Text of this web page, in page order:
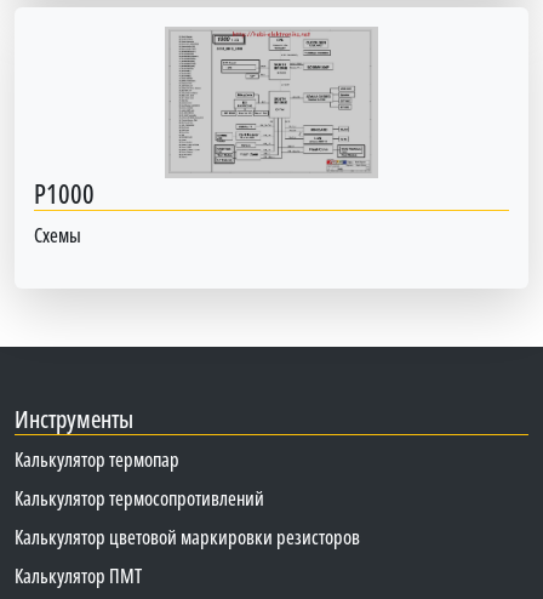
P1000
Схемы
Инструменты
Калькулятор термопар
Калькулятор термосопротивлений
Калькулятор цветовой маркировки резисторов
Калькулятор ПМТ